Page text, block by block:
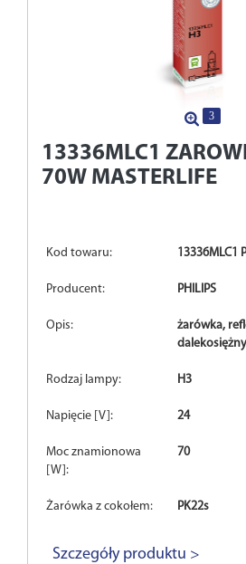
3
13336MLC1
70W MASTERLIFE
Kod towaru: 13336MLC1
Producent: PHILIPS
Opis:
żarówka,
dalekosiężny
Rodzaj lampy: H3
Napięcie [V]: 24
Moc znamionowa
[W]:
70
Żarówka z cokołem: PK22s
Szczegóły produktu >